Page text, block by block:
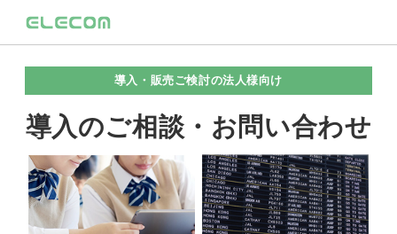
導入・販売ご検討の法人様向け
導入のご相談・お問い合わせ